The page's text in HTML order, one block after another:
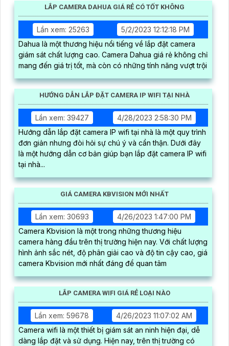
LẮP CAMERA DAHUA GIÁ RẺ CÓ TỐT KHÔNG
Lần xem: 25263
5/2/2023 12:12:18 PM
Dahua là một thương hiệu nổi tiếng về lắp đặt camera
giám sát chất lượng cao. Camera Dahua giá rẻ không chỉ
mang đến giá trị tốt, mà còn có những tính năng vượt trội
HƯỚNG DẪN LẮP ĐẶT CAMERA IP WIFI TẠI NHÀ
Lần xem: 39427
4/28/2023 2:58:30 PM
Hướng dẫn lắp đặt camera IP wifi tại nhà là một quy trình
đơn giản nhưng đòi hỏi sự chú ý và cẩn thận. Dưới đây
là một hướng dẫn cơ bản giúp bạn lắp đặt camera IP wifi
tại nhà...
GIÁ CAMERA KBVISION MỚI NHẤT
Lần xem: 30693
4/26/2023 1:47:00 PM
Camera Kbvision là một trong những thương hiệu
camera hàng đầu trên thị trường hiện nay. Với chất lượng
hình ảnh sắc nét, độ phân giải cao và độ tin cậy cao, giá
camera Kbvision mới nhất đáng để quan tâm
LẮP CAMERA WIFI GIÁ RẺ LOẠI NÀO
Lần xem: 59678
4/26/2023 11:07:02 AM
Camera wifi là một thiết bị giám sát an ninh hiện đại, dễ
dàng lắp đặt và sử dụng. Hiện nay, trên thị trường có